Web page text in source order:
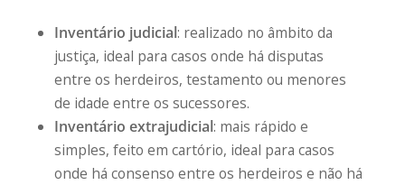
Inventário judicial: realizado no âmbito da
justiça, ideal para casos onde há disputas
entre os herdeiros, testamento ou menores
de idade entre os sucessores.
Inventário extrajudicial: mais rápido e
simples, feito em cartório, ideal para casos
onde há consenso entre os herdeiros e não há